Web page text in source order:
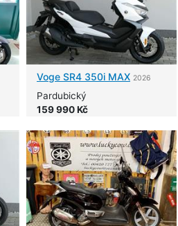
Voge SR4 350i MAX 2026
Pardubický
159 990 Kč